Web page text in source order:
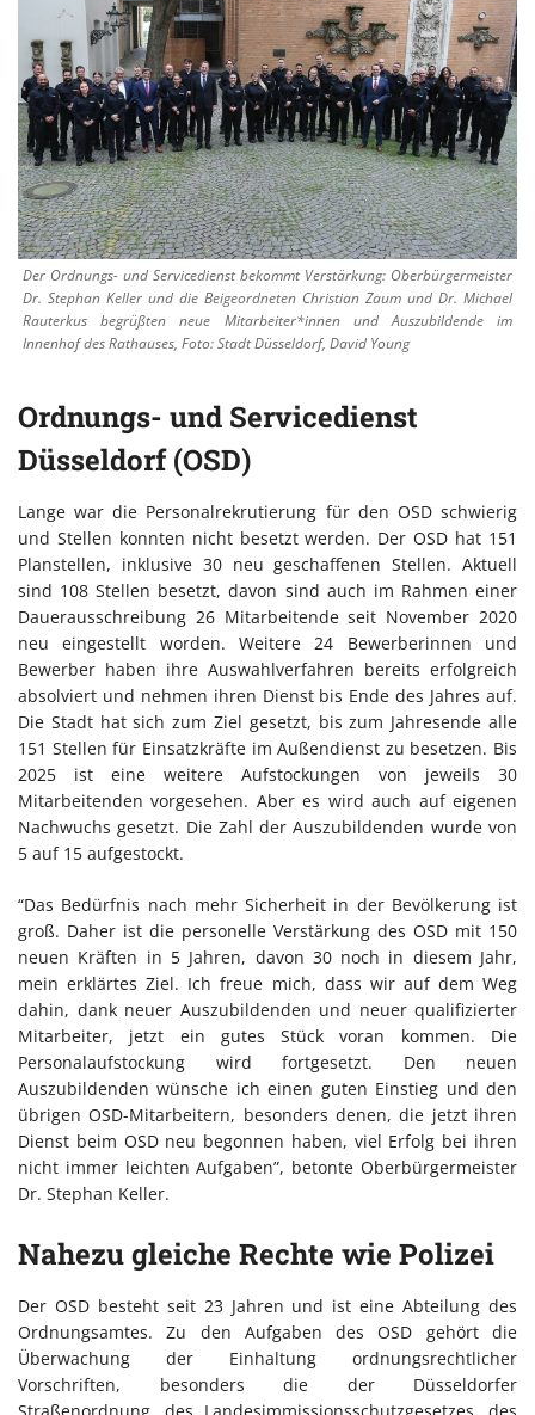
Der Ordnungs- und Servicedienst bekommt Verstärkung: Oberbürgermeister
Dr. Stephan Keller und die Beigeordneten Christian Zaum und Dr. Michael
Rauterkus begrüßten neue Mitarbeiter*innen und Auszubildende im
Innenhof des Rathauses, Foto: Stadt Düsseldorf, David Young
Ordnungs- und Servicedienst
Düsseldorf (OSD)
Lange war die Personalrekrutierung für den OSD schwierig
und Stellen konnten nicht besetzt werden. Der OSD hat 151
Planstellen, inklusive 30 neu geschaffenen Stellen. Aktuell
sind 108 Stellen besetzt, davon sind auch im Rahmen einer
Dauerausschreibung 26 Mitarbeitende seit November 2020
neu eingestellt worden. Weitere 24 Bewerberinnen und
Bewerber haben ihre Auswahlverfahren bereits erfolgreich
absolviert und nehmen ihren Dienst bis Ende des Jahres auf.
Die Stadt hat sich zum Ziel gesetzt, bis zum Jahresende alle
151 Stellen für Einsatzkräfte im Außendienst zu besetzen. Bis
2025 ist eine weitere Aufstockungen von jeweils 30
Mitarbeitenden vorgesehen. Aber es wird auch auf eigenen
Nachwuchs gesetzt. Die Zahl der Auszubildenden wurde von
5 auf 15 aufgestockt.
“Das Bedürfnis nach mehr Sicherheit in der Bevölkerung ist
groß. Daher ist die personelle Verstärkung des OSD mit 150
neuen Kräften in 5 Jahren, davon 30 noch in diesem Jahr,
mein erklärtes Ziel. Ich freue mich, dass wir auf dem Weg
dahin, dank neuer Auszubildenden und neuer qualifizierter
Mitarbeiter, jetzt ein gutes Stück voran kommen. Die
Personalaufstockung wird fortgesetzt. Den neuen
Auszubildenden wünsche ich einen guten Einstieg und den
übrigen OSD-Mitarbeitern, besonders denen, die jetzt ihren
Dienst beim OSD neu begonnen haben, viel Erfolg bei ihren
nicht immer leichten Aufgaben”, betonte Oberbürgermeister
Dr. Stephan Keller.
Nahezu gleiche Rechte wie Polizei
Der OSD besteht seit 23 Jahren und ist eine Abteilung des
Ordnungsamtes. Zu den Aufgaben des OSD gehört die
Überwachung der Einhaltung ordnungsrechtlicher
Vorschriften, besonders die der Düsseldorfer
Straßenordnung, des Landesimmissionsschutzgesetzes, des